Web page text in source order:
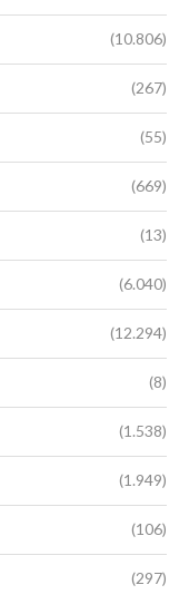
(10.806)
(267)
(55)
(669)
(13)
(6.040)
(12.294)
(8)
(1.538)
(1.949)
(106)
(297)